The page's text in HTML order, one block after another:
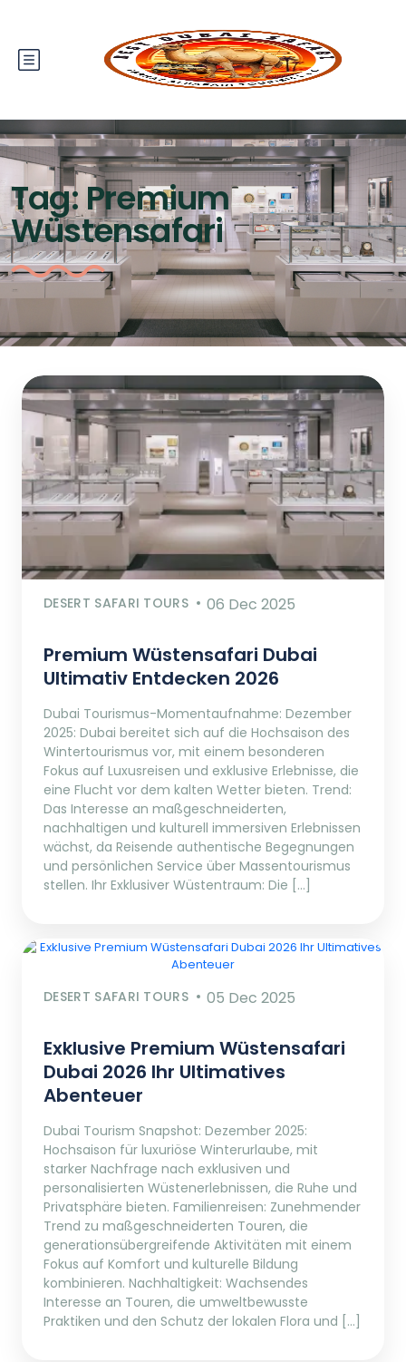
Tag:Premium
Wüstensafari
DESERT SAFARI TOURS 06 Dec 2025
Premium Wüstensafari Dubai
Ultimativ Entdecken 2026
Dubai Tourismus-Momentaufnahme: Dezember
2025: Dubai bereitet sich auf die Hochsaison des
Wintertourismus vor, mit einem besonderen
Fokus auf Luxusreisen und exklusive Erlebnisse, die
eine Flucht vor dem kalten Wetter bieten. Trend:
Das Interesse an maßgeschneiderten,
nachhaltigen und kulturell immersiven Erlebnissen
wächst, da Reisende authentische Begegnungen
und persönlichen Service über Massentourismus
stellen. Ihr Exklusiver Wüstentraum: Die […]
DESERT SAFARI TOURS 05 Dec 2025
Exklusive Premium Wüstensafari
Dubai 2026 Ihr Ultimatives
Abenteuer
Dubai Tourism Snapshot: Dezember 2025:
Hochsaison für luxuriöse Winterurlaube, mit
starker Nachfrage nach exklusiven und
personalisierten Wüstenerlebnissen, die Ruhe und
Privatsphäre bieten. Familienreisen: Zunehmender
Trend zu maßgeschneiderten Touren, die
generationsübergreifende Aktivitäten mit einem
Fokus auf Komfort und kulturelle Bildung
kombinieren. Nachhaltigkeit: Wachsendes
Interesse an Touren, die umweltbewusste
Praktiken und den Schutz der lokalen Flora und […]